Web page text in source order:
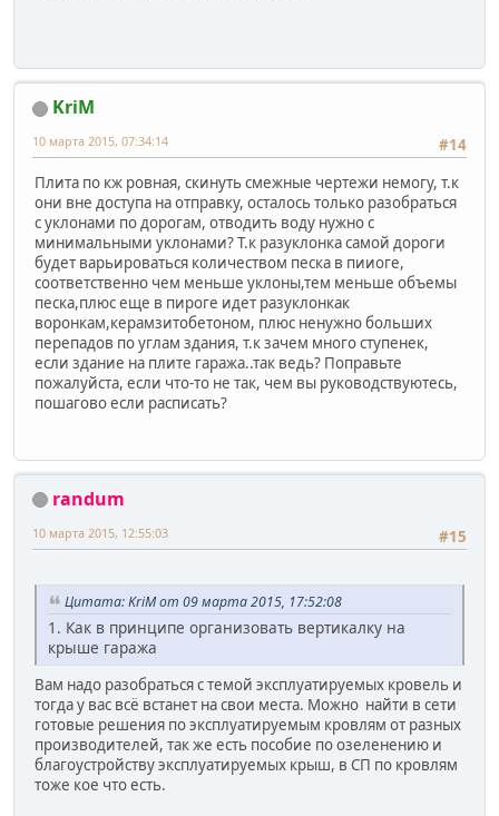
KriM
#14
10 марта 2015, 07:34:14
Плита по кж ровная, скинуть смежные чертежи немогу, т.к
они вне доступа на отправку, осталось только разобраться
с уклонами по дорогам, отводить воду нужно с
минимальными уклонами? Т.к разуклонка самой дороги
будет варьироваться количеством песка в пииоге,
соответственно чем меньше уклоны,тем меньше объемы
песка,плюс еще в пироге идет разуклонкак
воронкам,керамзитобетоном, плюс ненужно больших
перепадов по углам здания, т.к зачем много ступенек,
если здание на плите гаража..так ведь? Поправьте
пожалуйста, если что-то не так, чем вы руководствуютесь,
пошагово если расписать?
randum
#15
10 марта 2015, 12:55:03
Цитата: KriM от 09 марта 2015, 17:52:08
1. Как в принципе организовать вертикалку на
крыше гаража
Вам надо разобраться с темой эксплуатируемых кровель и
тогда у вас всё встанет на свои места. Можно найти в сети
готовые решения по эксплуатируемым кровлям от разных
производителей, так же есть пособие по озеленению и
благоустройству эксплуатируемых крыш, в СП по кровлям
тоже кое что есть.